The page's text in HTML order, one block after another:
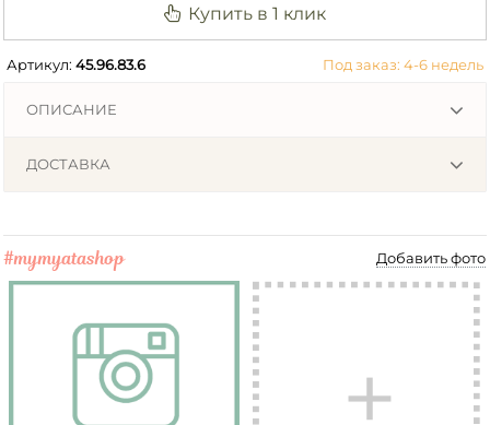
Купить в 1 клик
Артикул:45.96.83.6 Под заказ: 4-6 недель
ОПИСАНИЕ
ДОСТАВКА
#mymyatashop Добавить фото